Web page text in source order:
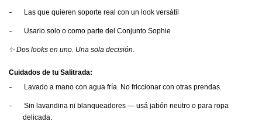
- Las que quieren soporte real con un look versátil
- Usarlo solo o como parte del Conjunto Sophie
✨ Dos looks en uno. Una sola decisión.
Cuidados de tu Salitrada:
-
Lavado a mano con agua fría. No friccionar con otras prendas.
-
Sin lavandina ni blanqueadores — usá jabón neutro o para ropa
delicada.